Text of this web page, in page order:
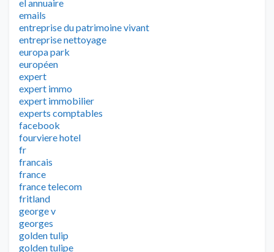
el annuaire
emails
entreprise du patrimoine vivant
entreprise nettoyage
europa park
européen
expert
expert immo
expert immobilier
experts comptables
facebook
fourviere hotel
fr
francais
france
france telecom
fritland
george v
georges
golden tulip
golden tulipe